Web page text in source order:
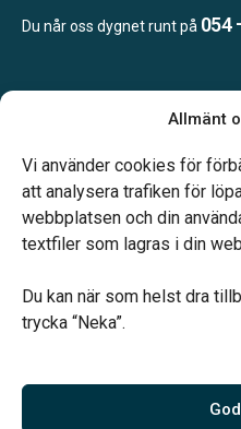
Allmänt
Vi använder cookies för
att analysera trafiken för
webbplatsen och din
textfiler som lagras i din
Du kan när som helst dra
trycka “Neka”.
Du når oss dygnet runt på 054
Telefonjour dygnet runt.
Vårt systerbolag Verahill